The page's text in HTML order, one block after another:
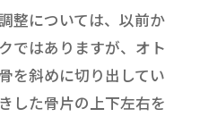
整については、以前か
ではありますが、オト
を斜めに切り出してい
した骨片の上下左右を